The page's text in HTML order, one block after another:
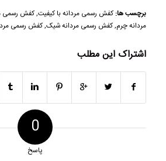
برچسب ها: کفش رسمی مردانه با کیفیت,کفش رسمی
مردانه چرم,کفش رسمی مردانه شیک,کفش رسمی
اشتراک این مطلب
0
پاسخ